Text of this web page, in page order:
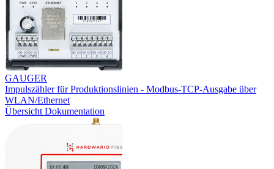
GAUGER
Impulszähler für Produktionslinien - Modbus-TCP-Ausgabe über
WLAN/Ethernet
Übersicht Dokumentation